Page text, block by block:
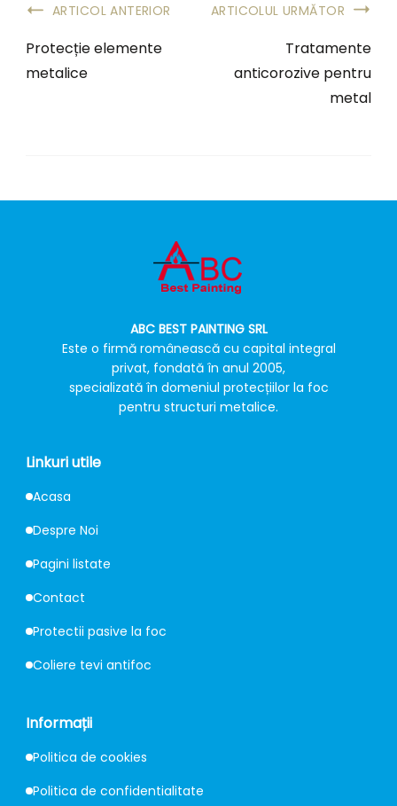
ARTICOL ANTERIOR
Protecție elemente
metalice
ARTICOLUL URMĂTOR
Tratamente
anticorozive pentru
metal
ABC BEST PAINTING SRL
Este o firmă românească cu capital integral
privat, fondată în anul 2005,
specializată în domeniul protecțiilor la foc
pentru structuri metalice.
Linkuri utile
Acasa
Despre Noi
Pagini listate
Contact
Protectii pasive la foc
Coliere tevi antifoc
Informații
Politica de cookies
Politica de confidentialitate